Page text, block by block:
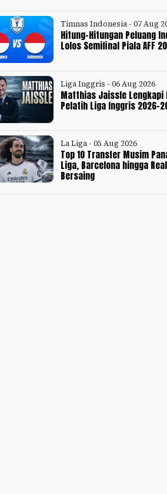
Timnas Indonesia - 07 Aug
Hitung-Hitungan Peluang
Lolos Semifinal Piala AFF
Liga Inggris - 06 Aug 2026
Matthias Jaissle Lengkapi
Pelatih Liga Inggris 2026-
La Liga - 05 Aug 2026
Top 10 Transfer Musim
Liga, Barcelona hingga
Bersaing